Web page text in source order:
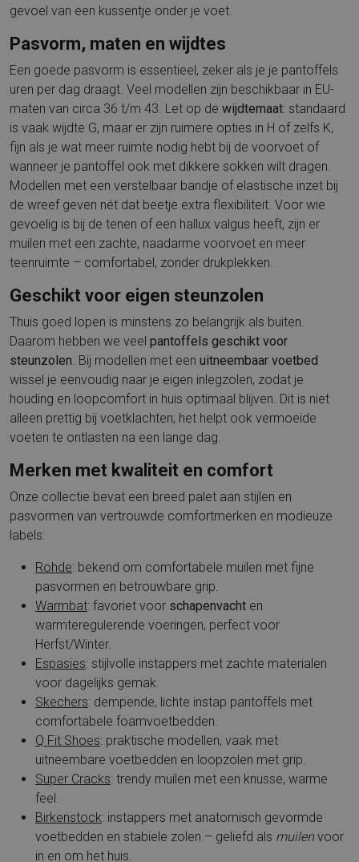
gevoel van een kussentje onder je voet.
Pasvorm, maten en wijdtes
Een goede pasvorm is essentieel, zeker als je je pantoffels
uren per dag draagt. Veel modellen zijn beschikbaar in EU-
maten van circa 36 t/m 43. Let op de wijdtemaat: standaard
is vaak wijdte G, maar er zijn ruimere opties in H of zelfs K,
fijn als je wat meer ruimte nodig hebt bij de voorvoet of
wanneer je pantoffel ook met dikkere sokken wilt dragen.
Modellen met een verstelbaar bandje of elastische inzet bij
de wreef geven nét dat beetje extra flexibiliteit. Voor wie
gevoelig is bij de tenen of een hallux valgus heeft, zijn er
muilen met een zachte, naadarme voorvoet en meer
teenruimte – comfortabel, zonder drukplekken.
Geschikt voor eigen steunzolen
Thuis goed lopen is minstens zo belangrijk als buiten.
Daarom hebben we veel pantoffels geschikt voor
steunzolen. Bij modellen met een uitneembaar voetbed
wissel je eenvoudig naar je eigen inlegzolen, zodat je
houding en loopcomfort in huis optimaal blijven. Dit is niet
alleen prettig bij voetklachten; het helpt ook vermoeide
voeten te ontlasten na een lange dag.
Merken met kwaliteit en comfort
Onze collectie bevat een breed palet aan stijlen en
pasvormen van vertrouwde comfortmerken en modieuze
labels:
Rohde: bekend om comfortabele muilen met fijne
pasvormen en betrouwbare grip.
Warmbat: favoriet voor schapenvacht en
warmteregulerende voeringen, perfect voor
Herfst/Winter.
Espasies: stijlvolle instappers met zachte materialen
voor dagelijks gemak.
Skechers: dempende, lichte instap pantoffels met
comfortabele foamvoetbedden.
Q Fit Shoes: praktische modellen, vaak met
uitneembare voetbedden en loopzolen met grip.
Super Cracks: trendy muilen met een knusse, warme
feel.
Birkenstock: instappers met anatomisch gevormde
voetbedden en stabiele zolen – geliefd als muilen voor
in en om het huis.